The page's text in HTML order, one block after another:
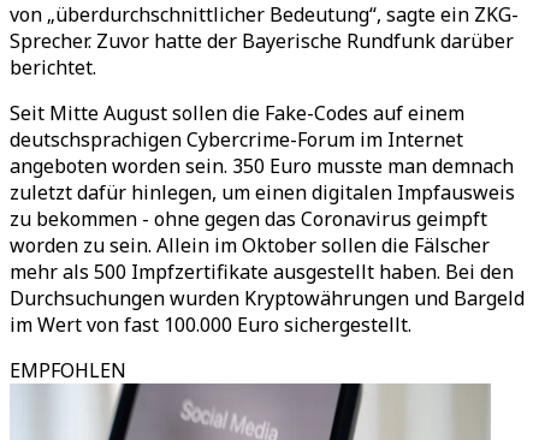
von „überdurchschnittlicher Bedeutung“, sagte ein ZKG-
Sprecher. Zuvor hatte der Bayerische Rundfunk darüber
berichtet.
Seit Mitte August sollen die Fake-Codes auf einem
deutschsprachigen Cybercrime-Forum im Internet
angeboten worden sein. 350 Euro musste man demnach
zuletzt dafür hinlegen, um einen digitalen Impfausweis
zu bekommen - ohne gegen das Coronavirus geimpft
worden zu sein. Allein im Oktober sollen die Fälscher
mehr als 500 Impfzertifikate ausgestellt haben. Bei den
Durchsuchungen wurden Kryptowährungen und Bargeld
im Wert von fast 100.000 Euro sichergestellt.
EMPFOHLEN